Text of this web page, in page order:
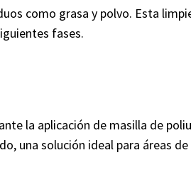
como grasa y polvo. Esta
fases.
la aplicación de masilla de
una solución ideal para áreas